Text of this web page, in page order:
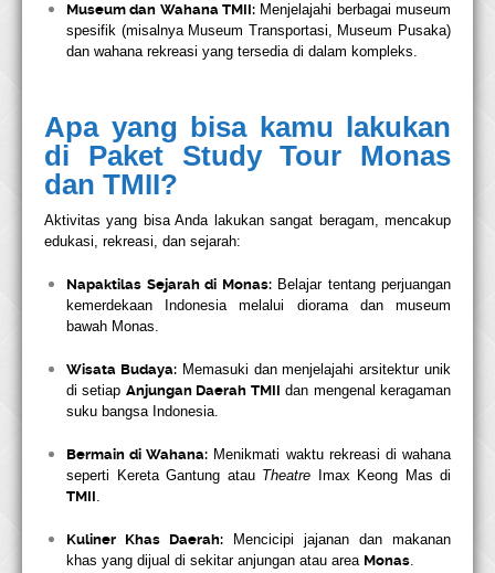
Museum dan Wahana TMII: Menjelajahi berbagai museum
spesifik (misalnya Museum Transportasi, Museum Pusaka)
dan wahana rekreasi yang tersedia di dalam kompleks.
Apa yang bisa kamu lakukan
di Paket Study Tour Monas
dan TMII?
Aktivitas yang bisa Anda lakukan sangat beragam, mencakup
edukasi, rekreasi, dan sejarah:
Napaktilas Sejarah di Monas:Belajar tentang perjuangan
kemerdekaan Indonesia melalui diorama dan museum
bawah Monas.
Wisata Budaya:Memasuki dan menjelajahi arsitektur unik
di setiap Anjungan Daerah TMII dan mengenal keragaman
suku bangsa Indonesia.
Bermain di Wahana: Menikmati waktu rekreasi di wahana
seperti Kereta Gantung atau Theatre Imax Keong Mas di
TMII.
Kuliner Khas Daerah: Mencicipi jajanan dan makanan
khas yang dijual di sekitar anjungan atau area Monas.